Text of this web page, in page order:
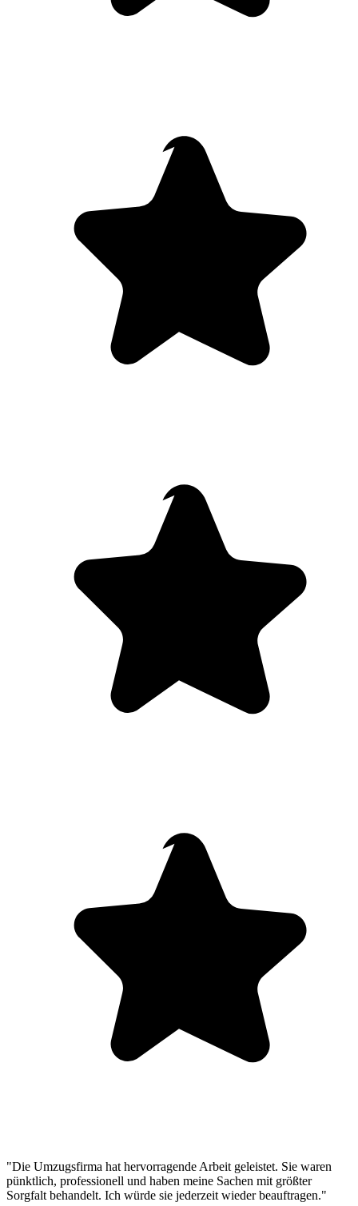
"Die Umzugsfirma hat hervorragende Arbeit geleistet. Sie waren
pünktlich, professionell und haben meine Sachen mit größter
Sorgfalt behandelt. Ich würde sie jederzeit wieder beauftragen."